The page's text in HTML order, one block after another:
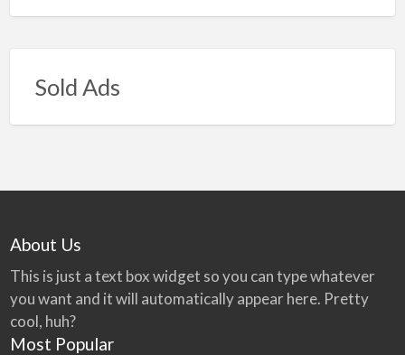
Sold Ads
About Us
This is just a text box widget so you can type whatever
you want and it will automatically appear here. Pretty
cool, huh?
Most Popular